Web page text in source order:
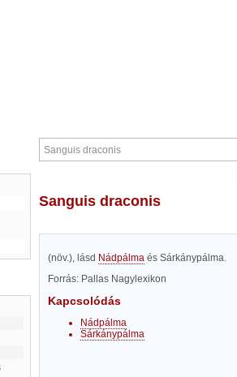
Sanguis draconis
(növ.), lásd Nádpálma és Sárkánypálma.
Forrás: Pallas Nagylexikon
Kapcsolódás
Nádpálma
Sárkánypálma